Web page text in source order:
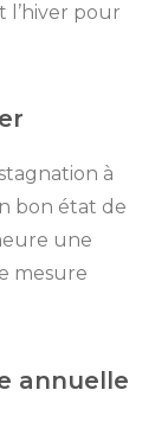
l’hiver pour
à
bon état de
une
mesure
annuelle